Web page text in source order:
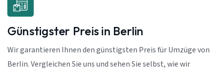
Günstigster Preis in Berlin
Wir garantieren Ihnen den günstigsten Preis für Umzüge von
Berlin. Vergleichen Sie uns und sehen Sie selbst, wie wir